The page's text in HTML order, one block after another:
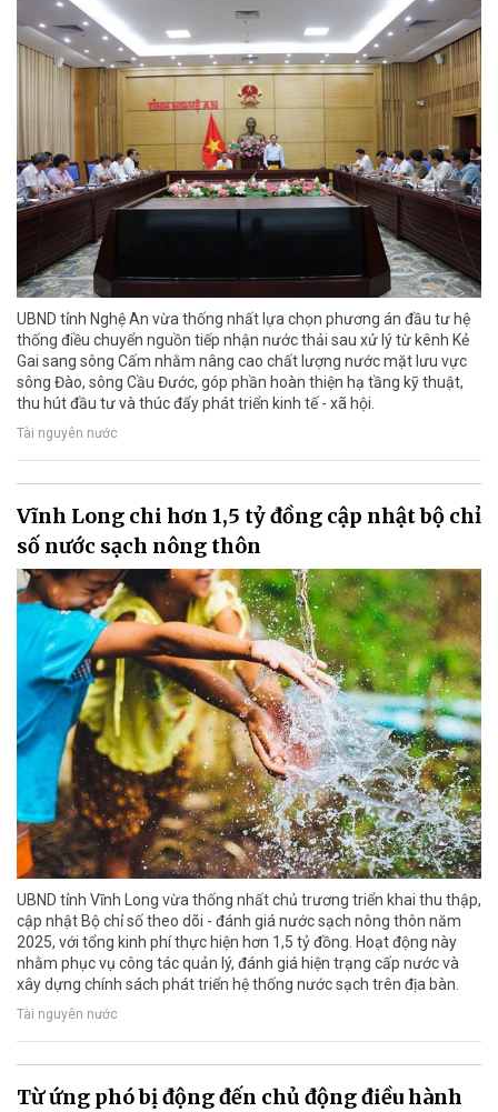
UBND tỉnh Nghệ An vừa thống nhất lựa chọn phương án đầu tư hệ
thống điều chuyển nguồn tiếp nhận nước thải sau xử lý từ kênh Kẻ
Gai sang sông Cấm nhằm nâng cao chất lượng nước mặt lưu vực
sông Đào, sông Cầu Đước, góp phần hoàn thiện hạ tầng kỹ thuật,
thu hút đầu tư và thúc đẩy phát triển kinh tế - xã hội.
Tài nguyên nước
Vĩnh Long chi hơn 1,5 tỷ đồng cập nhật bộ chỉ
số nước sạch nông thôn
UBND tỉnh Vĩnh Long vừa thống nhất chủ trương triển khai thu thập,
cập nhật Bộ chỉ số theo dõi - đánh giá nước sạch nông thôn năm
2025, với tổng kinh phí thực hiện hơn 1,5 tỷ đồng. Hoạt động này
nhằm phục vụ công tác quản lý, đánh giá hiện trạng cấp nước và
xây dựng chính sách phát triển hệ thống nước sạch trên địa bàn.
Tài nguyên nước
Từ ứng phó bị động đến chủ động điều hành